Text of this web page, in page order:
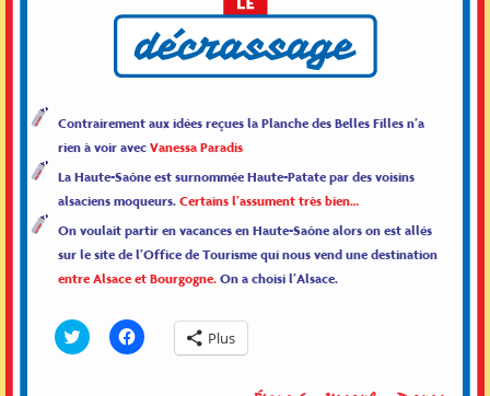
Contrairement aux idées reçues la Planche des Belles Filles n’a
rien à voir avecVanessa Paradis
La Haute-Saône est surnommée Haute-Patate par des voisins
alsaciens moqueurs.Certains l’assument très bien…
On voulait partir en vacances en Haute-Saône alors on est allés
sur le site de l’Office de Tourisme qui nous vend une destination
entre Alsace et Bourgogne.On a choisi l’Alsace.
Click
to
Cliquez
pour Plus